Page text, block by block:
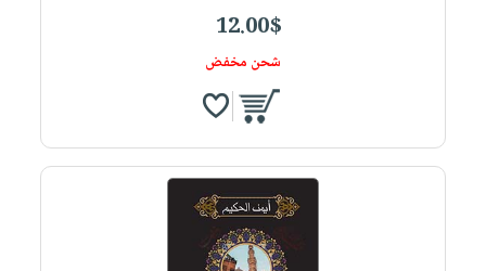
12.00$
شحن مخفض